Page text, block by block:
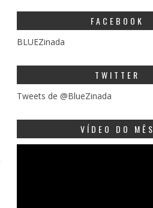
FACEBOOK
BLUEZinada
TWITTER
Tweets de @BlueZinada
VÍDEO DO MÊS